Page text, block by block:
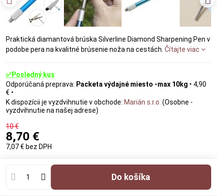
Praktická diamantová brúska Silverline Diamond Sharpening Pen v
podobe pera na kvalitné brúsenie noža na cestách. Čítajte viac
✅Posledný kus
Packeta výdajné miesto -max 10kg • 4,90
€ •
Marián s.r.o. (Osobne -
vyzdvihnutie na našej adrese)
10 €
8,70 €
7,07 € bez DPH
Do košíka